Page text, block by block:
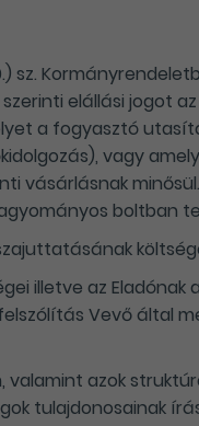
sz.
elállási jogot
a fogyasztó
vagy
vásárlásnak
boltban
illetve az Eladónak
Vevő által
azok
tulajdonosainak